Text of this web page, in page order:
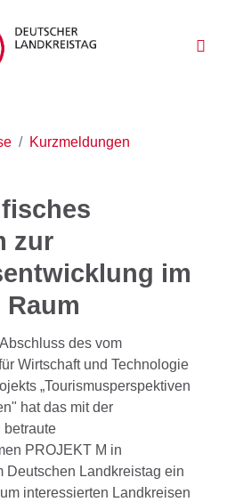
Kurzmeldungen
zur
im
des vom
Wirtschaft und Technologie
„Tourismusperspektiven
hat das mit der
betraute
PROJEKT M in
Deutschen Landkreistag ein
interessierten Landkreisen